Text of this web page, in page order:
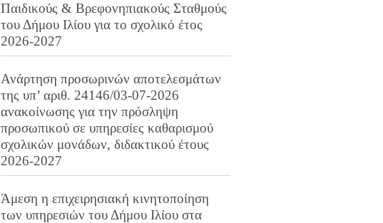
Παιδικούς & Βρεφονηπιακούς Σταθμούς
του Δήμου Ιλίου για το σχολικό έτος
2026-2027
Ανάρτηση προσωρινών αποτελεσμάτων
της υπ’ αριθ. 24146/03-07-2026
ανακοίνωσης για την πρόσληψη
προσωπικού σε υπηρεσίες καθαρισμού
σχολικών μονάδων, διδακτικού έτους
2026-2027
Άμεση η επιχειρησιακή κινητοποίηση
των υπηρεσιών του Δήμου Ιλίου στα